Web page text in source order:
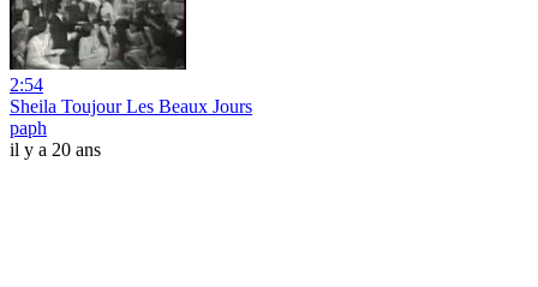
2:54
Sheila Toujour Les Beaux Jours
paph
il y a 20 ans